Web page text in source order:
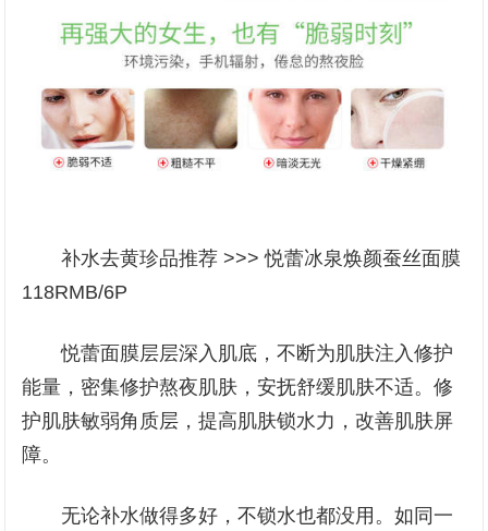
补水去黄珍品推荐 >>> 悦蕾冰泉焕颜蚕丝面膜
118RMB/6P
悦蕾面膜层层深入肌底，不断为肌肤注入修护
能量，密集修护熬夜肌肤，安抚舒缓肌肤不适。修
护肌肤敏弱角质层，提高肌肤锁水力，改善肌肤屏
障。
无论补水做得多好，不锁水也都没用。如同一